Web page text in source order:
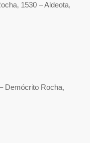
1530 – Aldeota,
Demócrito Rocha,